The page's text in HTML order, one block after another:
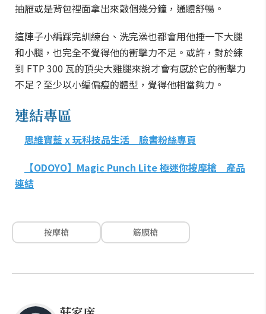
抽屜或是背包裡面拿出來敲個幾分鐘，通體舒暢。
這陣子小編踩完訓練台、洗完澡也都會用他捶一下大腿
和小腿，也完全不覺得他的衝擊力不足。或許，對於練
到 FTP 300 瓦的頂尖大雞腿來說才會有感於它的衝擊力
不足？至少以小編偏瘦的體型，覺得他相當夠力。
連結專區
思維寶藍 x 玩科技品生活 臉書粉絲專頁
【ODOYO】Magic Punch Lite 極迷你按摩槍 產品
連結
按摩槍 筋膜槍